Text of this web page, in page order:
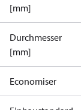
[mm]
Durchmesser
[mm]
Economiser